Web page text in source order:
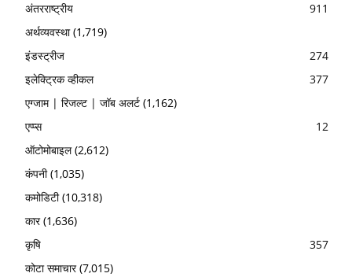
अंतरराष्ट्रीय
911
अर्थव्यवस्था(1,719)
इंडस्ट्रीज
274
इलेक्ट्रिक व्हीकल
377
एग्जाम | रिजल्ट | जॉब अलर्ट (1,162)
एप्प्स
12
ऑटोमोबाइल(2,612)
कंपनी(1,035)
कमोडिटी(10,318)
कार(1,636)
कृषि
357
कोटा समाचार(7,015)